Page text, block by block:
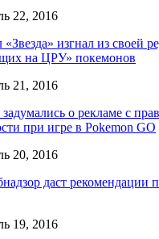
22, 2016
«Звезда» изгнал из своей
на ЦРУ» покемонов
21, 2016
о рекламе с
при игре в Pokemon GO
20, 2016
даст рекомендации
19, 2016